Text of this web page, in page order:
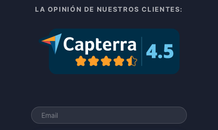
LA OPINIÓN DE NUESTROS CLIENTES: